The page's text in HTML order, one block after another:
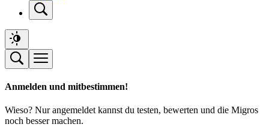
Anmelden und mitbestimmen!
Wieso? Nur angemeldet kannst du testen, bewerten und die Migros
noch besser machen.